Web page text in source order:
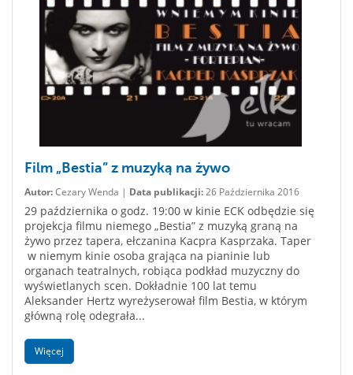
Film „Bestia” z muzyką na żywo
Autor:Cezary Wenda | Data publikacji:26 Października 2016
29 października o godz. 19:00 w kinie ECK odbędzie się
projekcja filmu niemego „Bestia” z muzyką graną na
żywo przez tapera, ełczanina Kacpra Kasprzaka. Taper
w niemym kinie osoba grająca na pianinie lub
organach teatralnych, robiąca podkład muzyczny do
wyświetlanych scen. Dokładnie 100 lat temu
Aleksander Hertz wyreżyserował film Bestia, w którym
główną rolę odegrała...
Więcej